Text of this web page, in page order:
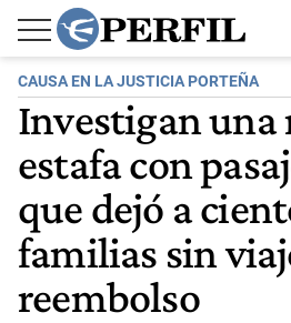
CAUSA EN LA JUSTICIA PORTEÑA
Investigan
estafa con
que dejó a
familias sin
reembolso